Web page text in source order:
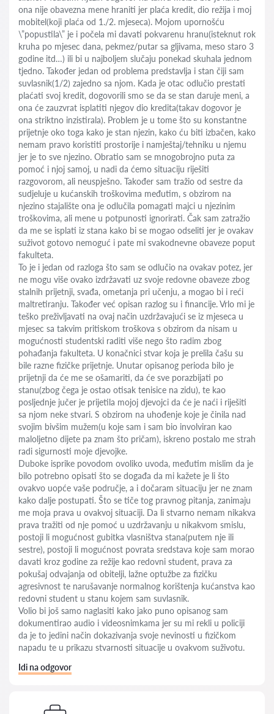
ona nije obavezna mene hraniti jer plaća kredit, dio režija i moj
mobitel(koji plaća od 1./2. mjeseca). Mojom upornošću
\”popustila\” je i počela mi davati pokvarenu hranu(isteknut rok
kruha po mjesec dana, pekmez/putar sa gljivama, meso staro 3
godine itd…) ili bi u najboljem slučaju ponekad skuhala jednom
tjedno. Također jedan od problema predstavlja i stan čiji sam
suvlasnik(1/2) zajedno sa njom. Kada je otac odlučio prestati
plaćati svoj kredit, dogovorili smo se da se stan daruje meni, a
ona će zauzvrat isplatiti njegov dio kredita(takav dogovor je
ona striktno inzistirala). Problem je u tome što su konstantne
prijetnje oko toga kako je stan njezin, kako ću biti izbačen, kako
nemam pravo koristiti prostorije i namještaj/tehniku u njemu
jer je to sve njezino. Obratio sam se mnogobrojno puta za
pomoć i njoj samoj, u nadi da ćemo situaciju riješiti
razgovorom, ali neuspješno. Također sam tražio od sestre da
sudjeluje u kućanskih troškovima međutim, s obzirom na
njezino stajalište ona je odlučila pomagati majci u njezinim
troškovima, ali mene u potpunosti ignorirati. Čak sam zatražio
da me se isplati iz stana kako bi se mogao odseliti jer je ovakav
suživot gotovo nemoguć i pate mi svakodnevne obaveze poput
fakulteta.
To je i jedan od razloga što sam se odlučio na ovakav potez, jer
ne mogu više ovako izdržavati uz svoje redovne obaveze zbog
stalnih prijetnji, svađa, ometanja pri učenju, a mogao bi i reći
maltretiranju. Također već opisan razlog su i financije. Vrlo mi je
teško preživljavati na ovaj način uzdržavajući se iz mjeseca u
mjesec sa takvim pritiskom troškova s obzirom da nisam u
mogućnosti studentski raditi više nego što radim zbog
pohađanja fakulteta. U konačnici stvar koja je prelila čašu su
bile razne fizičke prijetnje. Unutar opisanog perioda bilo je
prijetnji da će me se ošamariti, da će sve porazbijati po
stanu(zbog čega je ostao otisak tenisice na zidu), te kao
posljednje jučer je prijetila mojoj djevojci da će je naći i riješiti
sa njom neke stvari. S obzirom na uhođenje koje je činila nad
svojim bivšim mužem(u koje sam i sam bio involviran kao
maloljetno dijete pa znam što pričam), iskreno postalo me strah
radi sigurnosti moje djevojke.
Duboke isprike povodom ovoliko uvoda, međutim mislim da je
bilo potrebno opisati što se događa da mi kažete je li što
ovakvo uopće vaše područje, a i dočaram situaciju jer ne znam
kako dalje postupati. Što se tiče tog pravnog pitanja, zanimaju
me moja prava u ovakvoj situaciji. Da li stvarno nemam nikakva
prava tražiti od nje pomoć u uzdržavanju u nikakvom smislu,
postoji li mogućnost gubitka vlasništva stana(putem nje ili
sestre), postoji li mogućnost povrata sredstava koje sam morao
davati kroz godine za režije kao redovni student, prava za
pokušaj odvajanja od obitelji, lažne optužbe za fizičku
agresivnost te narušavanje normalnog korištenja kućanstva kao
redovni student u stanu kojem sam suvlasnik.
Volio bi još samo naglasiti kako jako puno opisanog sam
dokumentirao audio i videosnimkama jer su mi rekli u policiji
da je to jedini način dokazivanja svoje nevinosti u fizičkom
napadu te u prikazu stvarnosti situacije u ovakvom suživotu.
Idi na odgovor